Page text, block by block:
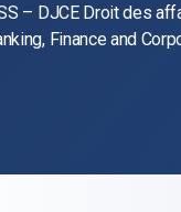
– DJCE Droit des
Finance and